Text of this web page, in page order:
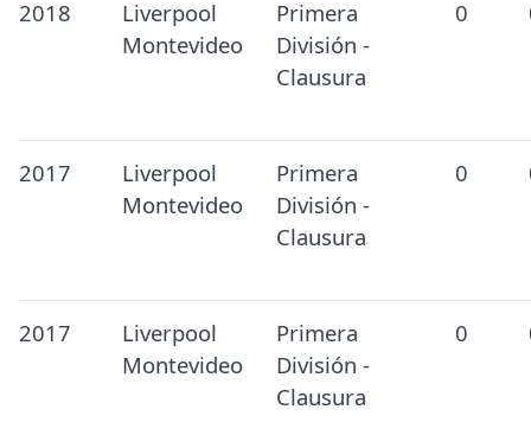
2018
Liverpool
Montevideo
Primera
División -
Clausura
0
2017
Liverpool
Montevideo
Primera
División -
Clausura
0
2017
Liverpool
Montevideo
Primera
División -
Clausura
0